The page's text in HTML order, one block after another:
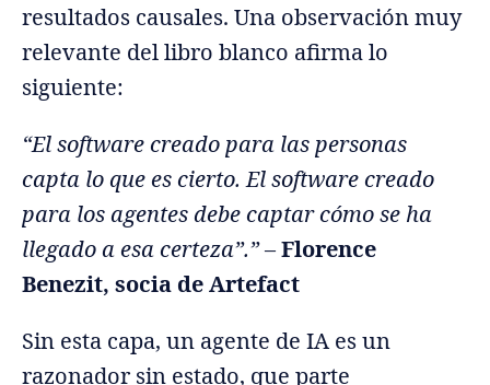
resultados causales. Una observación muy
relevante del libro blanco afirma lo
siguiente:
“El software creado para las personas
capta lo que es cierto. El software creado
para los agentes debe captar cómo se ha
llegado a esa certeza”.”–Florence
Benezit, socia de Artefact
Sin esta capa, un agente de IA es un
razonador sin estado, que parte